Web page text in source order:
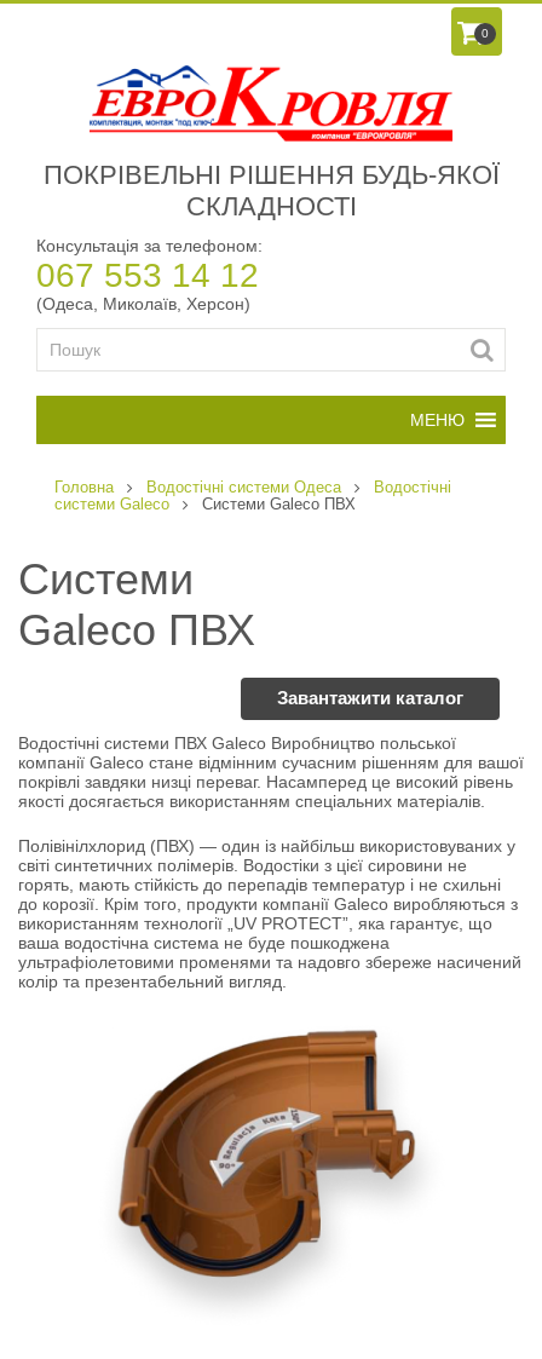
0
ПОКРІВЕЛЬНІ РІШЕННЯ БУДЬ-ЯКОЇ
СКЛАДНОСТІ
Консультація за телефоном:
067 553 14 12
(Одеса, Миколаїв, Херсон)
Головна Водостічні системи Одеса
Водостічні
системи Galeco
Системи Galeco ПВХ
Системи
Galeco ПВХ
Завантажити каталог
Водостічні системи ПВХ Galeco Виробництво польської
компанії Galeco стане відмінним сучасним рішенням для вашої
покрівлі завдяки низці переваг. Насамперед це високий рівень
якості досягається використанням спеціальних матеріалів.
Полівінілхлорид (ПВХ) — один із найбільш використовуваних у
світі синтетичних полімерів. Водостіки з цієї сировини не
горять, мають стійкість до перепадів температур і не схильні
до корозії. Крім того, продукти компанії Galeco виробляються з
використанням технології „ UV PROTECT”, яка гарантує, що
ваша водостічна система не буде пошкоджена
ультрафіолетовими променями та надовго збереже насичений
колір та презентабельний вигляд.